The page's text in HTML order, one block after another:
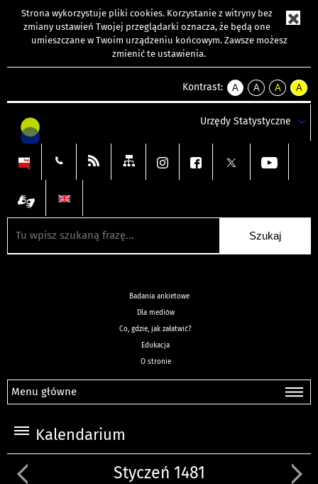
Strona wykorzystuje pliki cookies. Korzystanie z witryny bez
zmiany ustawień Twojej przeglądarki oznacza, że będą one
umieszczane w Twoim urządzeniu końcowym. Zawsze możesz
zmienić te ustawienia.
Kontrast:
A
kontrast
A
kontrast
tekst
czarnym
A
kontrast
tekst
czarnym
A
tekst
żółtym
Urzędy Statystyczne
Badania ankietowe
Dla mediów
Co, gdzie, jak załatwić?
Edukacja
O stronie
Menu główne
Kalendarium
Styczeń 1481